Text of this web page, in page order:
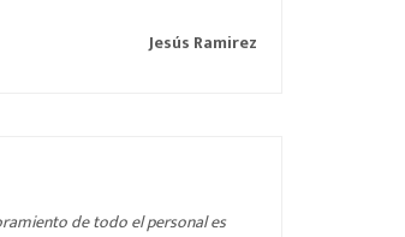
Jesús Ramirez
de todo el personal es